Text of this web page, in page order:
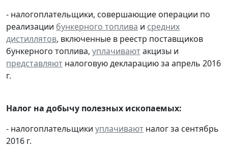
- налогоплательщики, совершающие операции по
реализации бункерного топлива и средних
дистиллятов, включенные в реестр поставщиков
бункерного топлива, уплачиваютакцизы и
представляют налоговую декларацию за апрель 2016
г.
Налог на добычу полезных ископаемых:
- налогоплательщики уплачивают налог за сентябрь
2016 г.